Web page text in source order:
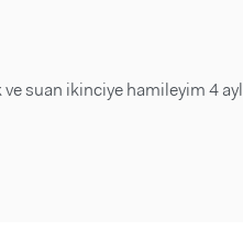
suan ikinciye hamileyim 4